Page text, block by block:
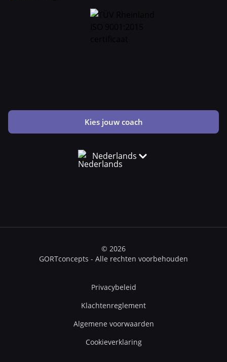
Kies jouw coach
Nederlands
© 2026
GORTconcepts - Alle rechten voorbehouden
Privacybeleid
Klachtenreglement
Algemene voorwaarden
Cookieverklaring